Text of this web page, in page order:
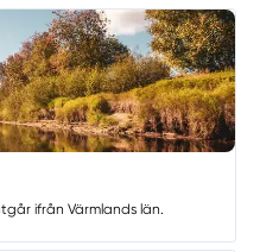
ifrån Värmlands län.